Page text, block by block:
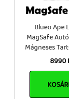
Blueo Ape
MagSafe
Mágneses
8990